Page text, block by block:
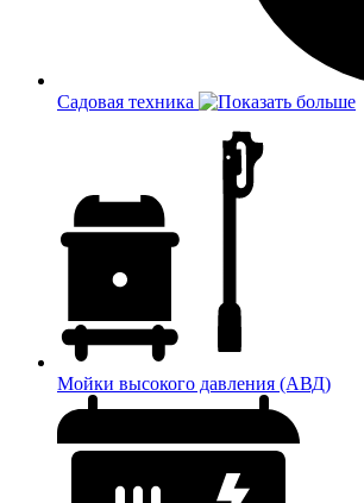
Садовая техника
Мойки высокого давления (АВД)